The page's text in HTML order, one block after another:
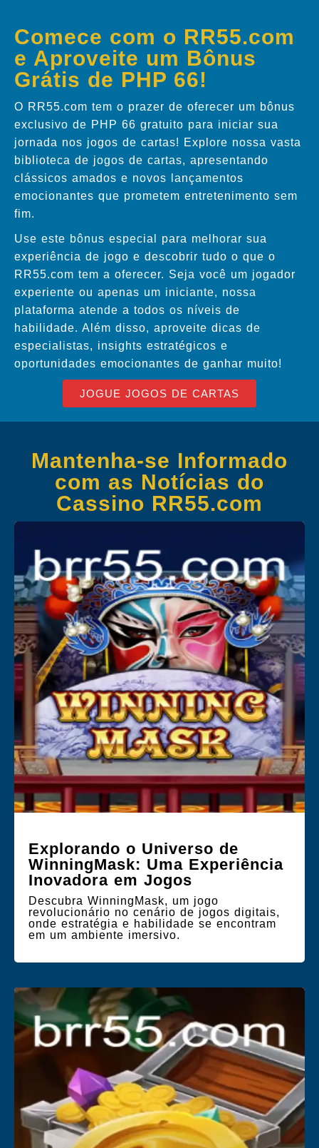
Comece com o RR55.com
e Aproveite um Bônus
Grátis de PHP 66!
O RR55.com tem o prazer de oferecer um bônus
exclusivo de PHP 66 gratuito para iniciar sua
jornada nos jogos de cartas! Explore nossa vasta
biblioteca de jogos de cartas, apresentando
clássicos amados e novos lançamentos
emocionantes que prometem entretenimento sem
fim.
Use este bônus especial para melhorar sua
experiência de jogo e descobrir tudo o que o
RR55.com tem a oferecer. Seja você um jogador
experiente ou apenas um iniciante, nossa
plataforma atende a todos os níveis de
habilidade. Além disso, aproveite dicas de
especialistas, insights estratégicos e
oportunidades emocionantes de ganhar muito!
JOGUE JOGOS DE CARTAS
Mantenha-se Informado
com as Notícias do
Cassino RR55.com
Explorando o Universo de
WinningMask: Uma Experiência
Inovadora em Jogos
Descubra WinningMask, um jogo
revolucionário no cenário de jogos digitais,
onde estratégia e habilidade se encontram
em um ambiente imersivo.